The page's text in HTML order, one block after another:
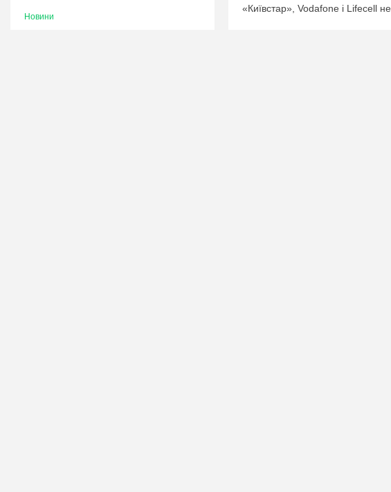
Новини
«Київстар», Vodafone і Lifecell не